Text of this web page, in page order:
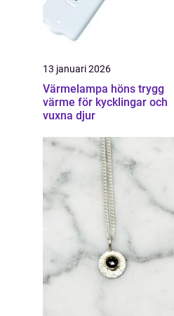
13 januari 2026
Värmelampa höns trygg
värme för kycklingar och
vuxna djur